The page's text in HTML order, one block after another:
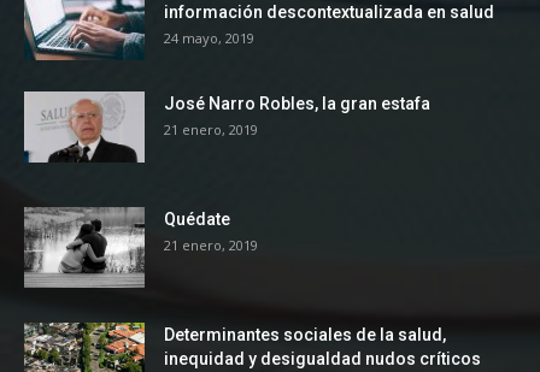
información descontextualizada en salud
24 mayo, 2019
José Narro Robles, la gran estafa
21 enero, 2019
Quédate
21 enero, 2019
Determinantes sociales de la salud,
inequidad y desigualdad nudos críticos